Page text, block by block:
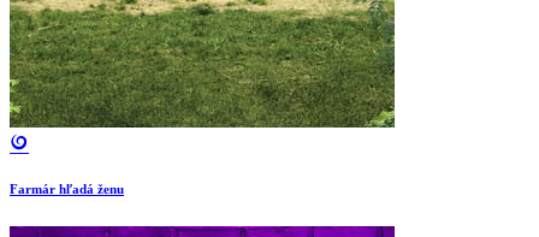
Farmár hľadá ženu